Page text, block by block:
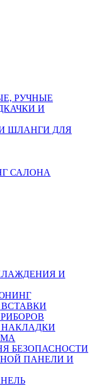
РУЧНЫЕ
И
ШЛАНГИ ДЛЯ
САЛОНА
И
НАКЛАДКИ
БЕЗОПАСНОСТИ
ПАНЕЛИ И